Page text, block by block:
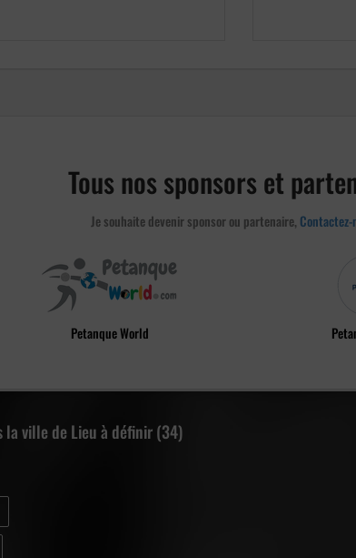
Tous nos sponsors et
Je souhaite devenir sponsor ou partenaire, Contactez-
Petanque World
la ville de Lieu à définir (34)